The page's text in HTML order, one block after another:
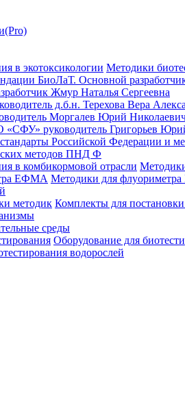
Методики
БиоЛаТ. Основной
Жмур Наталья Сергеевна
д.б.н. Терехова Вера
Моргалев Юрий
руководитель Григорьев
Российской Федерации и
методов ПНД Ф
Методики для
Комплекты для
среды
Оборудование для
водорослей